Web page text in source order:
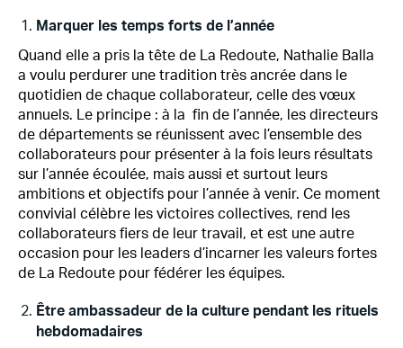
Marquer les temps forts de l’année
Quand elle a pris la tête de La Redoute, Nathalie Balla
a voulu perdurer une tradition très ancrée dans le
quotidien de chaque collaborateur, celle des vœux
annuels. Le principe : à la fin de l’année, les directeurs
de départements se réunissent avec l’ensemble des
collaborateurs pour présenter à la fois leurs résultats
sur l’année écoulée, mais aussi et surtout leurs
ambitions et objectifs pour l’année à venir. Ce moment
convivial célèbre les victoires collectives, rend les
collaborateurs fiers de leur travail, et est une autre
occasion pour les leaders d’incarner les valeurs fortes
de La Redoute pour fédérer les équipes.
Être ambassadeur de la culture pendant les rituels
hebdomadaires